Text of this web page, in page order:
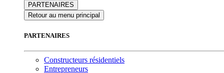
PARTENAIRES
Retour au menu principal
PARTENAIRES
Constructeurs résidentiels
Entrepreneurs